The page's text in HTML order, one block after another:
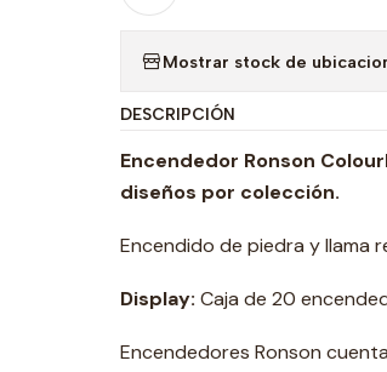
Mostrar stock de
DESCRIPCIÓN
Encendedor Ronson
diseños por colección.
Encendido de piedra y llama
Display: Caja de 20
Encendedores Ronson